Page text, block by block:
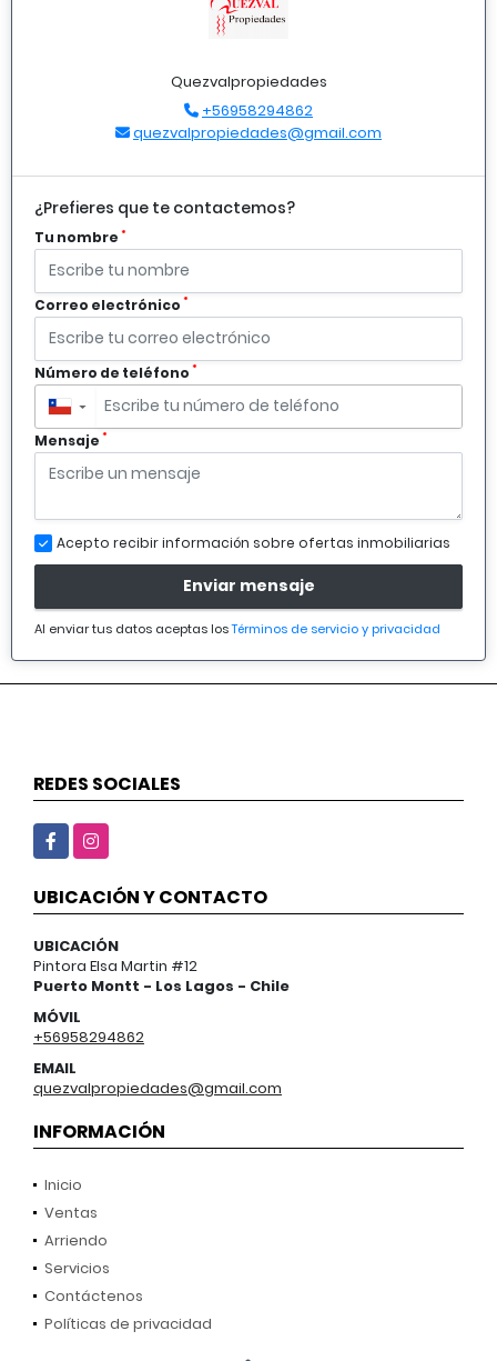
Quezvalpropiedades
+56958294862
quezvalpropiedades@gmail.com
¿Prefieres que te contactemos?
Tu nombre *
Correo electrónico *
Número de teléfono *
▼
Mensaje *
Acepto recibir información sobre ofertas inmobiliarias
Enviar mensaje
Al enviar tus datos aceptas losTérminos de servicio y privacidad
REDES SOCIALES
FacebookInstagram
UBICACIÓN Y CONTACTO
UBICACIÓN
Pintora Elsa Martin #12
Puerto Montt - Los Lagos - Chile
MÓVIL
+56958294862
EMAIL
quezvalpropiedades@gmail.com
INFORMACIÓN
Inicio
Ventas
Arriendo
Servicios
Contáctenos
Políticas de privacidad